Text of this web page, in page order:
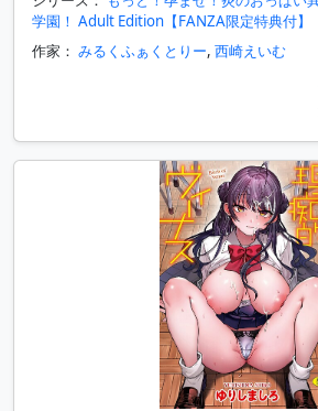
学園！ Adult Edition【FANZA限定特典付】
作家： みるくふぁくとりー, 西崎えいむ